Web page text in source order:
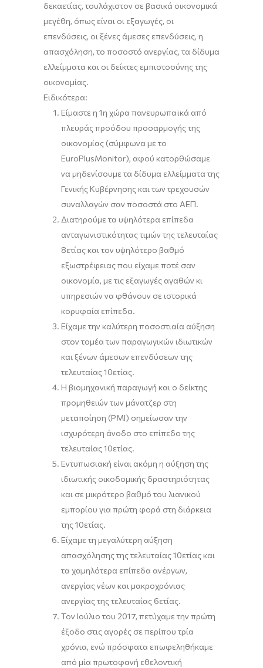
δεκαετίας, τουλάχιστον σε βασικά οικονομικά
μεγέθη, όπως είναι οι εξαγωγές, οι
επενδύσεις, οι ξένες άμεσες επενδύσεις, η
απασχόληση, το ποσοστό ανεργίας, τα δίδυμα
ελλείμματα και οι δείκτες εμπιστοσύνης της
οικονομίας.
Ειδικότερα:
Είμαστε η 1η χώρα πανευρωπαϊκά από
πλευράς προόδου προσαρμογής της
οικονομίας (σύμφωνα με το
EuroPlusMonitor), αφού κατορθώσαμε
να μηδενίσουμε τα δίδυμα ελλείμματα της
Γενικής Κυβέρνησης και των τρεχουσών
συναλλαγών σαν ποσοστά στο ΑΕΠ.
Διατηρούμε τα υψηλότερα επίπεδα
ανταγωνιστικότητας τιμών της τελευταίας
8ετίας και τον υψηλότερο βαθμό
εξωστρέφειας που είχαμε ποτέ σαν
οικονομία, με τις εξαγωγές αγαθών κι
υπηρεσιών να φθάνουν σε ιστορικά
κορυφαία επίπεδα.
Είχαμε την καλύτερη ποσοστιαία αύξηση
στον τομέα των παραγωγικών ιδιωτικών
και ξένων άμεσων επενδύσεων της
τελευταίας 10ετίας.
Η βιομηχανική παραγωγή και ο δείκτης
προμηθειών των μάνατζερ στη
μεταποίηση (ΡΜΙ) σημείωσαν την
ισχυρότερη άνοδο στο επίπεδο της
τελευταίας 10ετίας.
Εντυπωσιακή είναι ακόμη η αύξηση της
ιδιωτικής οικοδομικής δραστηριότητας
και σε μικρότερο βαθμό του λιανικού
εμπορίου για πρώτη φορά στη διάρκεια
της 10ετίας.
Είχαμε τη μεγαλύτερη αύξηση
απασχόλησης της τελευταίας 10ετίας και
τα χαμηλότερα επίπεδα ανέργων,
ανεργίας νέων και μακροχρόνιας
ανεργίας της τελευταίας 6ετίας.
Τον Ιούλιο του 2017, πετύχαμε την πρώτη
έξοδο στις αγορές σε περίπου τρία
χρόνια, ενώ πρόσφατα επωφεληθήκαμε
από μία πρωτοφανή εθελοντική